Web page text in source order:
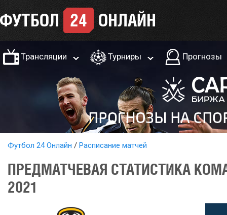
Трансляции Турниры Прогнозы
Футбол 24 Онлайн Расписание матчей
ПРЕДМАТЧЕВАЯ СТАТИСТИКА
2021